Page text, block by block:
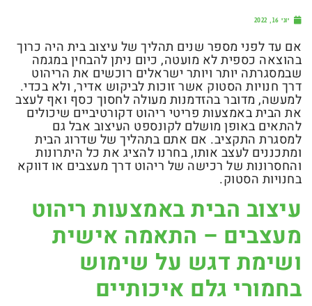
יוני 16, 2022
אם עד לפני מספר שנים תהליך של עיצוב בית היה כרוך
בהוצאה כספית לא מועטה, כיום ניתן להבחין במגמה
שבמסגרתה יותר ויותר ישראלים רוכשים את הריהוט
דרך חנויות הסטוק אשר זוכות לביקוש אדיר, ולא בכדי.
למעשה, מדובר בהזדמנות מעולה לחסוך כסף ואף לעצב
את הבית באמצעות פריטי ריהוט דקורטיביים שיכולים
להתאים באופן מושלם לקונספט העיצוב אבל גם
למסגרת התקציב. אם אתם בתהליך של שדרוג הבית
ומתכננים לעצב אותו, בחרנו להציג את כל היתרונות
והחסרונות של רכישה של ריהוט דרך מעצבים או דווקא
בחנויות הסטוק.
עיצוב הבית באמצעות ריהוט
מעצבים – התאמה אישית
ושימת דגש על שימוש
בחמורי גלם איכותיים